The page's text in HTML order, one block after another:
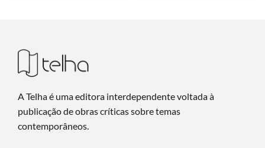
A Telha é uma editora interdependente voltada à
publicação de obras críticas sobre temas
contemporâneos.